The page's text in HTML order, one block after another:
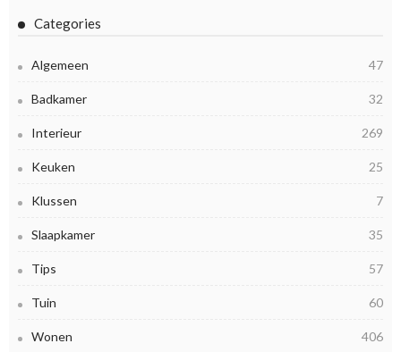
Categories
Algemeen 47
Badkamer 32
Interieur 269
Keuken 25
Klussen 7
Slaapkamer 35
Tips 57
Tuin 60
Wonen 406